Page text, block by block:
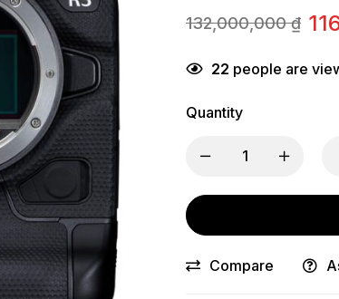
132,000,000₫
Giá
gốc
là:
132,000,000 ₫.
Giá
hiện
tại
là:
116,000,000 ₫.
22 people are
Quantity
Compare